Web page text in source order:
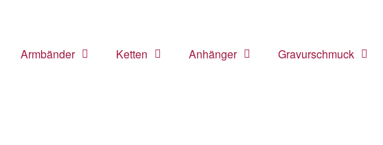
Armbänder Ketten Anhänger
Gravurschmuck